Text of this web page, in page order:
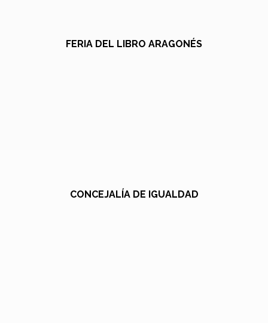
FERIA DEL LIBRO ARAGONÉS
CONCEJALÍA DE IGUALDAD